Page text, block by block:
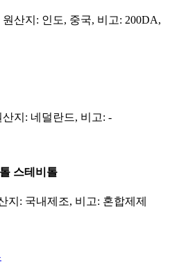
원산지: 인도, 중국, 비고: 200DA,
지: 네덜란드, 비고: -
스테비톨
지: 국내제조, 비고: 혼합제제